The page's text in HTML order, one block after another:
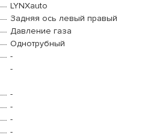
LYNXauto
Задняя ось левый правый
Давление газа
Однотрубный
-
-
-
-
-
-